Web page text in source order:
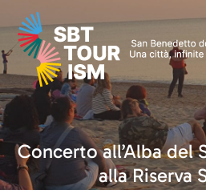
Skip
main
content
Concerto all’Alba del
alla Riserva